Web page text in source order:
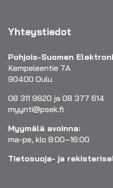
Yhteystiedot
Pohjois-Suomen
Kempeleentie 7A
90400 Oulu
08 311 9820 ja 08 377 614
myynti@psek.fi
Myymälä avoinna:
ma-pe, klo 8:00–16:00
Tietosuoja- ja